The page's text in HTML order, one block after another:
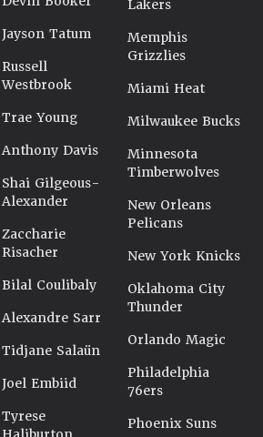
Jayson Tatum
Russell
Westbrook
Trae Young
Anthony Davis
Shai Gilgeous-
Alexander
Zaccharie
Risacher
Bilal Coulibaly
Alexandre Sarr
Tidjane Salaün
Joel Embiid
Tyrese
Lakers
Memphis
Grizzlies
Miami Heat
Milwaukee Bucks
Minnesota
Timberwolves
New Orleans
Pelicans
New York Knicks
Oklahoma City
Thunder
Orlando Magic
Philadelphia
76ers
Phoenix Suns